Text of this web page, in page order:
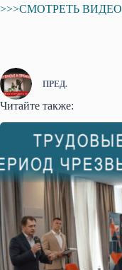
>>>СМОТРЕТЬ ВИДЕО
ПРЕД.
Читайте также: